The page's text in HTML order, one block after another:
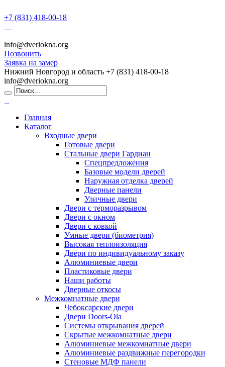
+7 (831) 418-00-18
info@dveriokna.org
Позвонить
Заявка на замер
Нижний Новгород и область +7 (831) 418-00-18
info@dveriokna.org
Главная
Каталог
Входные двери
Готовые двери
Стальные двери Гардиан
Спецпредложения
Базовые модели дверей
Наружная отделка дверей
Дверные панели
Уличные двери
Двери с терморазрывом
Двери с окном
Двери с ковкой
Умные двери (биометрия)
Высокая теплоизоляция
Двери по индивидуальному заказу
Алюминиевые двери
Пластиковые двери
Наши работы
Дверные откосы
Межкомнатные двери
Чебоксарские двери
Двери Doors-Ola
Системы открывания дверей
Скрытые межкомнатные двери
Алюминиевые межкомнатные двери
Алюминиевые раздвижные перегородки
Стеновые МДФ панели